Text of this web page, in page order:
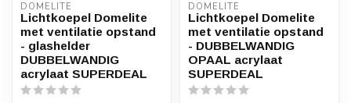
DOMELITE
Lichtkoepel Domelite
met ventilatie opstand
- glashelder
DUBBELWANDIG
acrylaat SUPERDEAL
DOMELITE
Lichtkoepel Domelite
met ventilatie opstand
- DUBBELWANDIG
OPAAL acrylaat
SUPERDEAL